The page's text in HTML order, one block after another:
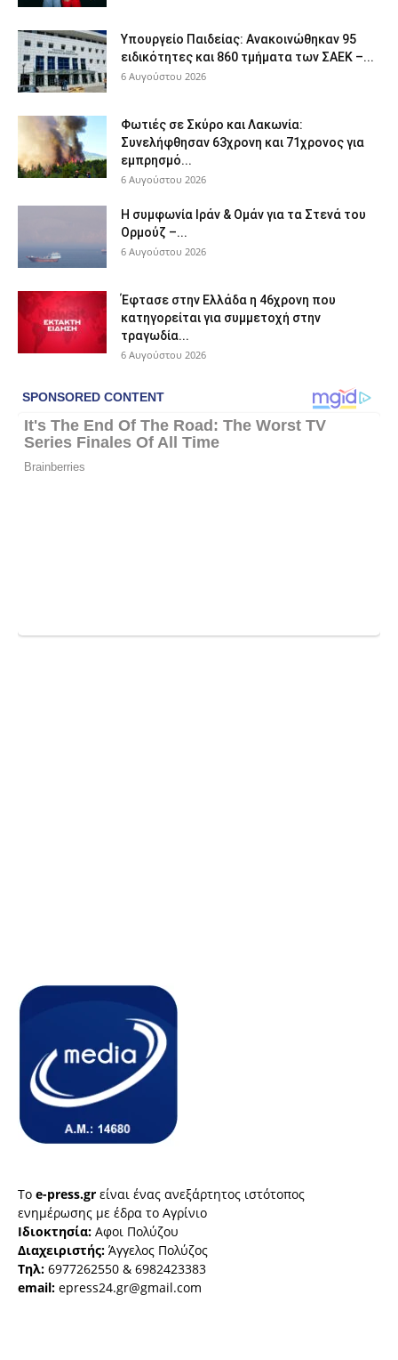
Υπουργείο Παιδείας: Ανακοινώθηκαν 95
ειδικότητες και 860 τμήματα των ΣΑΕΚ –...
6 Αυγούστου 2026
Φωτιές σε Σκύρο και Λακωνία:
Συνελήφθησαν 63χρονη και 71χρονος για
εμπρησμό...
6 Αυγούστου 2026
Η συμφωνία Ιράν & Ομάν για τα Στενά του
Ορμούζ –...
6 Αυγούστου 2026
Έφτασε στην Ελλάδα η 46χρονη που
κατηγορείται για συμμετοχή στην
τραγωδία...
6 Αυγούστου 2026
Το e-press.gr είναι ένας ανεξάρτητος ιστότοπος
ενημέρωσης με έδρα το Αγρίνιο
Ιδιοκτησία: Αφοι Πολύζου
Διαχειριστής: Άγγελος Πολύζος
Τηλ: 6977262550 & 6982423383
email: epress24.gr@gmail.com